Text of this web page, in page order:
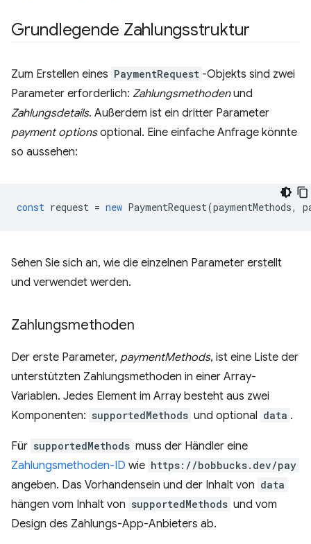
Grundlegende Zahlungsstruktur
Zum Erstellen eines PaymentRequest -Objekts sind zwei
Parameter erforderlich: Zahlungsmethodenund
Zahlungsdetails. Außerdem ist ein dritter Parameter
payment optionsoptional. Eine einfache Anfrage könnte
so aussehen:
const request = new PaymentRequest(paymentMethods,
Sehen Sie sich an, wie die einzelnen Parameter erstellt
und verwendet werden.
Zahlungsmethoden
Der erste Parameter, paymentMethods, ist eine Liste der
unterstützten Zahlungsmethoden in einer Array-
Variablen. Jedes Element im Array besteht aus zwei
Komponenten: supportedMethods und optional data .
Für supportedMethods muss der Händler eine
Zahlungsmethoden-ID wie https://bobbucks.dev/pay
angeben. Das Vorhandensein und der Inhalt von data
hängen vom Inhalt von supportedMethods und vom
Design des Zahlungs-App-Anbieters ab.